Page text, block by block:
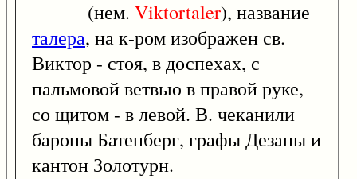
(нем. Viktortaler), название
талера, на к-ром изображен св.
Виктор - стоя, в доспехах, с
пальмовой ветвью в правой руке,
со щитом - в левой. В. чеканили
бароны Батенберг, графы Дезаны и
кантон Золотурн.